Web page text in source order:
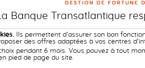
Paul-Ambroise Nougué,
Relationship Manager -
La Banque Transatlantique
Ils permettent d’assurer son bon
des offres adaptées à vos centres
pendant 6 mois. Vous pouvez à tout
pied de page du site.